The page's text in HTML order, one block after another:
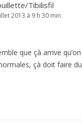
Tibilisfil
2013 à 9 h 30 min
que çà arrive
çà doit faire